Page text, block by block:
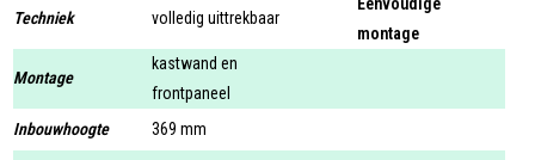
Techniek volledig uittrekbaar
Eenvoudige
montage
Montage
kastwand en
frontpaneel
Inbouwhoogte
369 mm